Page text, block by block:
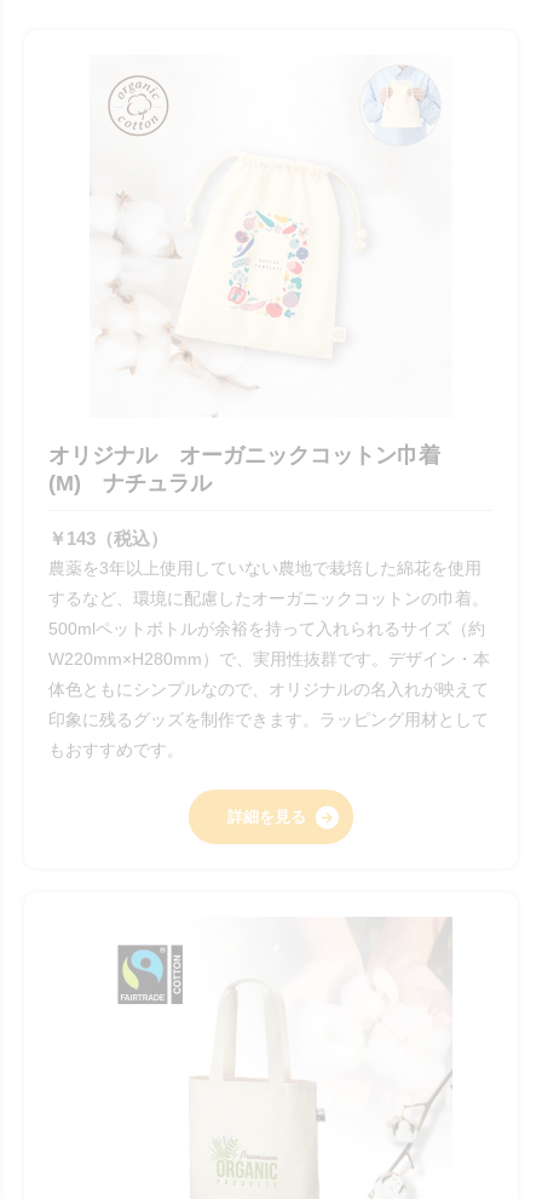
オリジナル オーガニックコットン巾着
(M) ナチュラル
￥143（税込）
農薬を3年以上使用していない農地で栽培した綿花を使用
するなど、環境に配慮したオーガニックコットンの巾着。
500mlペットボトルが余裕を持って入れられるサイズ（約
W220mm×H280mm）で、実用性抜群です。デザイン・本
体色ともにシンプルなので、オリジナルの名入れが映えて
印象に残るグッズを制作できます。ラッピング用材として
もおすすめです。
詳細を見る